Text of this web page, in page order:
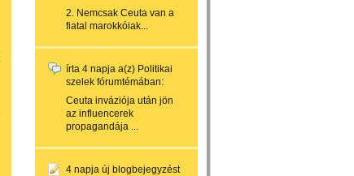
2. Nemcsak Ceuta van a
fiatal marokkóiak...
írta 4 napja a(z) Politikai
szelek fórumtémában:
Ceuta inváziója után jön
az influencerek
propagandája ...
4 napja új blogbejegyzést